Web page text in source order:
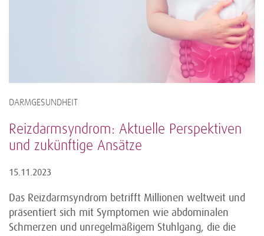
DARMGESUNDHEIT
Reizdarmsyndrom: Aktuelle Perspektiven
und zukünftige Ansätze
15.11.2023
Das Reizdarmsyndrom betrifft Millionen weltweit und
präsentiert sich mit Symptomen wie abdominalen
Schmerzen und unregelmäßigem Stuhlgang, die die